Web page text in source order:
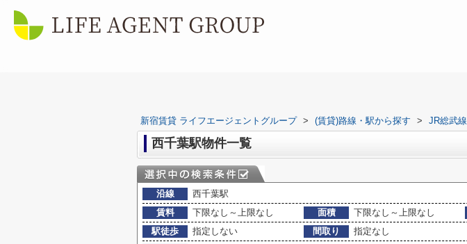
新宿賃貸 ライフエージェントグループ > (賃貸)路線・駅から探す > JR総武線
西千葉駅物件一覧
沿線
西千葉駅
賃料
下限なし～上限なし 面積 下限なし～上限なし
駅徒歩
指定しない 間取り
指定なし